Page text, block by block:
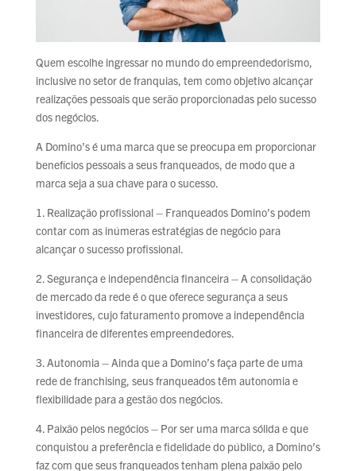
Quem escolhe ingressar no mundo do empreendedorismo,
inclusive no setor de franquias, tem como objetivo alcançar
realizações pessoais que serão proporcionadas pelo sucesso
dos negócios.
A Domino’s é uma marca que se preocupa em proporcionar
benefícios pessoais a seus franqueados, de modo que a
marca seja a sua chave para o sucesso.
1. Realização profissional – Franqueados Domino’s podem
contar com as inúmeras estratégias de negócio para
alcançar o sucesso profissional.
2. Segurança e independência financeira – A consolidação
de mercado da rede é o que oferece segurança a seus
investidores, cujo faturamento promove a independência
financeira de diferentes empreendedores.
3. Autonomia – Ainda que a Domino’s faça parte de uma
rede de franchising, seus franqueados têm autonomia e
flexibilidade para a gestão dos negócios.
4. Paixão pelos negócios – Por ser uma marca sólida e que
conquistou a preferência e fidelidade do público, a Domino’s
faz com que seus franqueados tenham plena paixão pelo